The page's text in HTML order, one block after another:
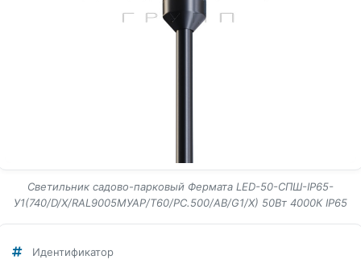
Светильник садово-парковый Фермата LED-50-СПШ-IP65-
У1(740/D/X/RAL9005МУАР/Т60/PC.500/AB/G1/X) 50Вт 4000К IP65
Идентификатор